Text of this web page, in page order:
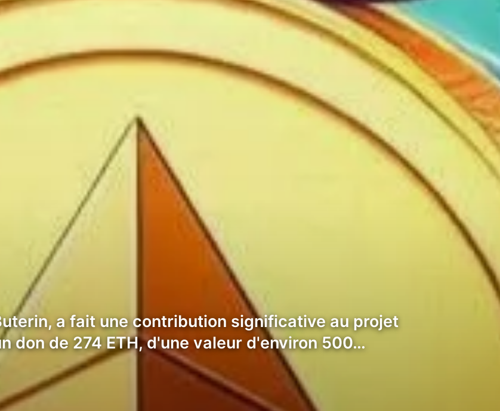
a fait une contribution significative au projet
don de 274 ETH, d'une valeur d'environ 500…